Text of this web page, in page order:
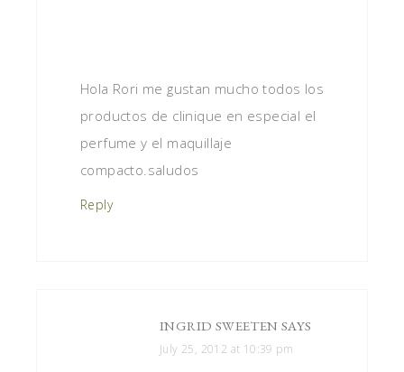
Hola Rori me gustan mucho todos los
productos de clinique en especial el
perfume y el maquillaje
compacto.saludos
Reply
INGRID SWEETEN SAYS
July 25, 2012 at 10:39 pm